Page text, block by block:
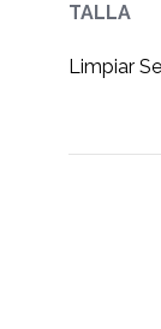
TALLA
Limpiar